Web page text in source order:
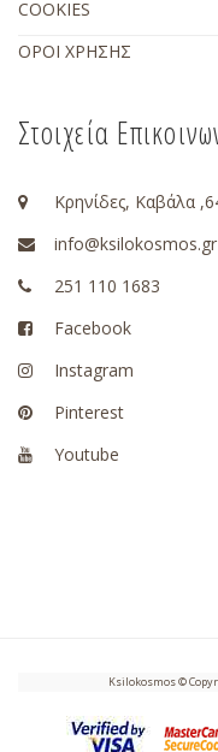
COOKIES
ΟΡΟΙ ΧΡΗΣΗΣ
Στοιχεία
Κρηνίδες, Καβάλα
info@ksilokosmos.gr
251 110 1683
Facebook
Instagram
Pinterest
Youtube
Ksilokosmos ©